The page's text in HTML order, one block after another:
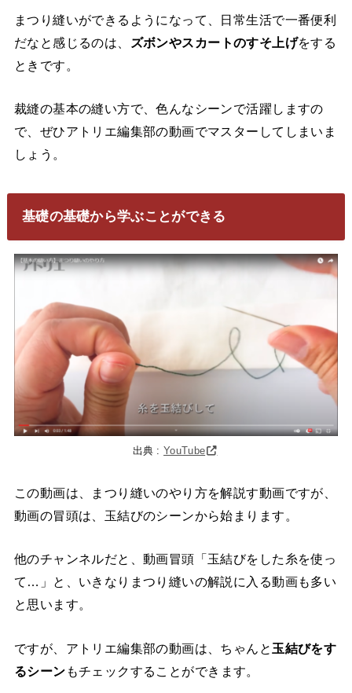
まつり縫いができるようになって、日常生活で一番便利
だなと感じるのは、
ズボンやスカートのすそ上げをする
ときです。
裁縫の基本の縫い方で、色んなシーンで活躍しますの
で、ぜひアトリエ編集部の動画でマスターしてしまいま
しょう。
基礎の基礎から学ぶことができる
出典 :YouTube
この動画は、まつり縫いのやり方を解説す動画ですが、
動画の冒頭は、玉結びのシーンから始まります。
他のチャンネルだと、動画冒頭「玉結びをした糸を使っ
て…」と、いきなりまつり縫いの解説に入る動画も多い
と思います。
ですが、アトリエ編集部の動画は、ちゃんと 玉結びをす
るシーン もチェックすることができます。